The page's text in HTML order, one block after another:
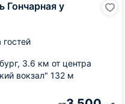
Гончарная у
гостей
3.6 км от центра
вокзал" 132 м